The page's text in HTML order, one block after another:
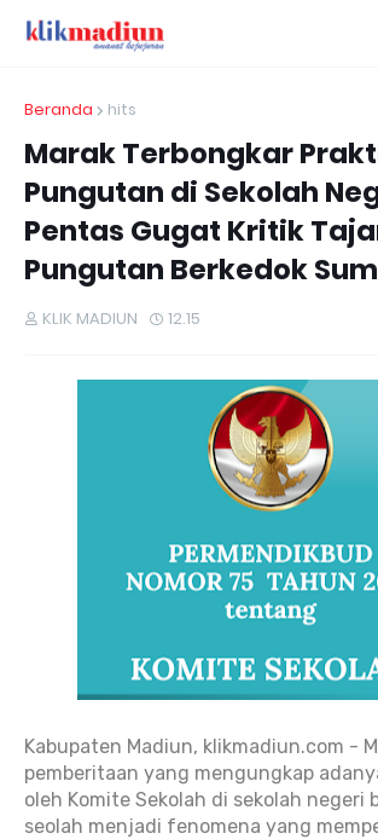
Beranda hits
Marak Terbongkar
Pungutan di Sekolah
Pentas Gugat Kritik
Pungutan Berkedok
KLIK MADIUN 12.15
Kabupaten Madiun, klikmadiun.com -
pemberitaan yang mengungkap
oleh Komite Sekolah di sekolah negeri
seolah menjadi fenomena yang